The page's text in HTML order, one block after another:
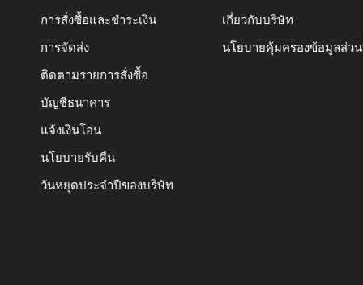
การสั่งซื้อและชำระเงิน
การจัดส่ง
ติดตามรายการสั่งซื้อ
บัญชีธนาคาร
แจ้งเงินโอน
นโยบายรับคืน
วันหยุดประจำปีของบริษัท
เกี่ยวกับบริษัท
นโยบายคุ้มครองข้อมูลส่ว